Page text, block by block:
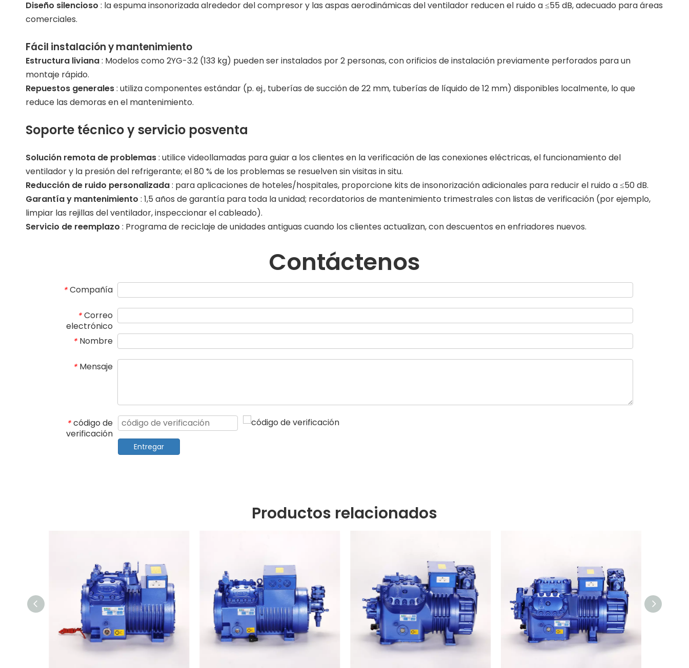
Diseño silencioso : la espuma insonorizada alrededor del compresor y las aspas aerodinámicas del ventilador reducen el ruido a ≤55 dB, adecuado para áreas
comerciales.
Fácil instalación y mantenimiento
Estructura liviana: Modelos como 2YG-3.2 (133 kg) pueden ser instalados por 2 personas, con orificios de instalación previamente perforados para un
montaje rápido.
Repuestos generales: utiliza componentes estándar (p. ej., tuberías de succión de 22 mm, tuberías de líquido de 12 mm) disponibles localmente, lo que
reduce las demoras en el mantenimiento.
Soporte técnico y servicio posventa
Solución remota de problemas: utilice videollamadas para guiar a los clientes en la verificación de las conexiones eléctricas, el funcionamiento del
ventilador y la presión del refrigerante; el 80 % de los problemas se resuelven sin visitas in situ.
Reducción de ruido personalizada: para aplicaciones de hoteles/hospitales, proporcione kits de insonorización adicionales para reducir el ruido a ≤50 dB.
Garantía y mantenimiento : 1,5 años de garantía para toda la unidad; recordatorios de mantenimiento trimestrales con listas de verificación (por ejemplo,
limpiar las rejillas del ventilador, inspeccionar el cableado).
Servicio de reemplazo : Programa de reciclaje de unidades antiguas cuando los clientes actualizan, con descuentos en enfriadores nuevos.
Contáctenos
* Compañía
* Correo
electrónico
* Nombre
* Mensaje
* código de
verificación
Entregar
Productos relacionados